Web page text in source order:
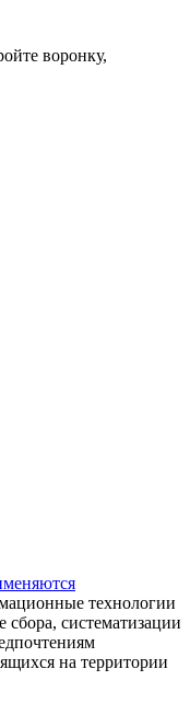
воронку,
технологии
систематизации
на территории